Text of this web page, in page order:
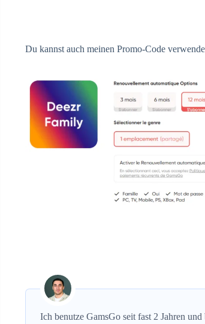
Du kannst auch meinen Promo-Code
Ich benutze GamsGo seit fast 2 Jahren